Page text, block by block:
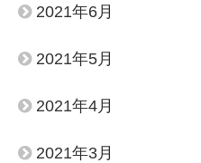
2021年6月
2021年5月
2021年4月
2021年3月